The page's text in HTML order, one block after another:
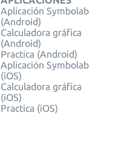
Aplicación Symbolab
(Android)
Calculadora gráfica
(Android)
Practica (Android)
Aplicación Symbolab
(iOS)
Calculadora gráfica
(iOS)
Practica (iOS)